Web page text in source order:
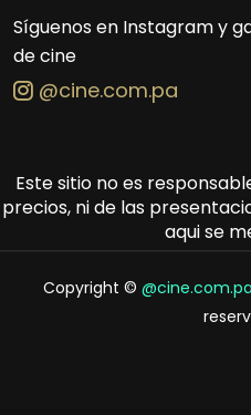
Síguenos en Instagram y
de cine
@cine.com.pa
Este sitio no es
precios, ni de las
aqui se
Copyright © @cine.com.pa